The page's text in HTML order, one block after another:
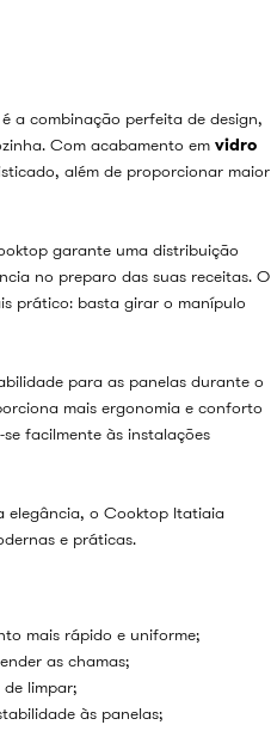
é a combinação perfeita de design,
Com acabamento em vidro
além de proporcionar maior
garante uma distribuição
no preparo das suas receitas. O
prático: basta girar o manípulo
para as panelas durante o
mais ergonomia e conforto
facilmente às instalações
elegância, o Cooktop Itatiaia
e práticas.
mais rápido e uniforme;
as chamas;
limpar;
às panelas;